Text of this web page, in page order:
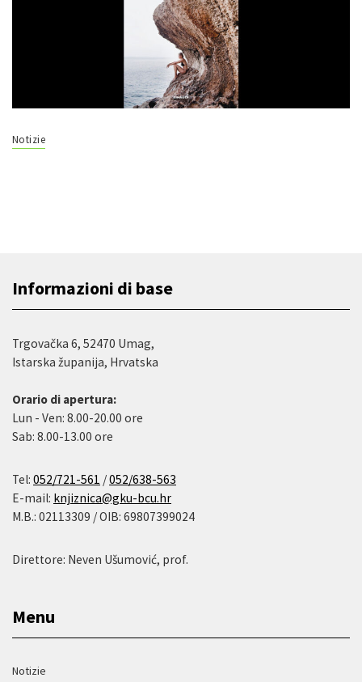
Notizie
Informazioni di base
Trgovačka 6, 52470 Umag,
Istarska županija, Hrvatska
Orario di apertura:
Lun - Ven: 8.00-20.00 ore
Sab: 8.00-13.00 ore
Tel: 052/721-561 /052/638-563
E-mail: knjiznica@gku-bcu.hr
M.B.: 02113309 / OIB: 69807399024
Direttore: Neven Ušumović, prof.
Menu
Notizie